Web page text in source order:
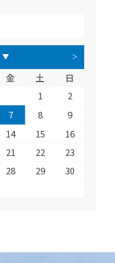
金 土
日
1
2
7 8
9
14 15
16
21 22
23
28 29
30